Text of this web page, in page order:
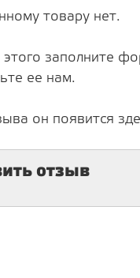
товару нет.
заполните
ее нам.
он появится
отзыв